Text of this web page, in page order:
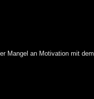
Mangel an Motivation mit dem